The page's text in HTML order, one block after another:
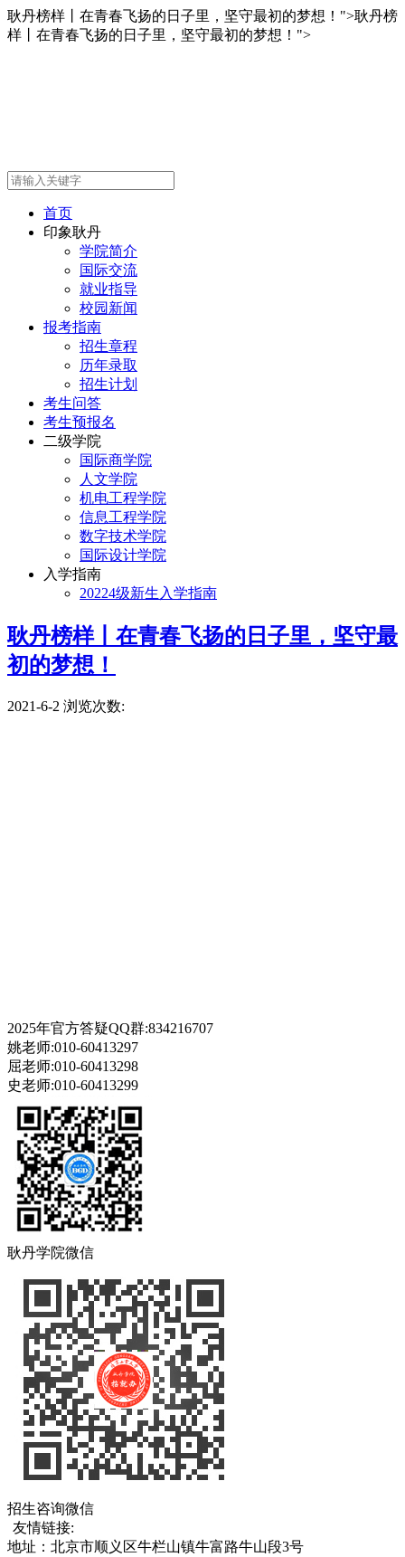
耿丹榜样丨在青春飞扬的日子里，坚守最初的梦想！">耿丹榜
样丨在青春飞扬的日子里，坚守最初的梦想！">
首页
印象耿丹
学院简介
国际交流
就业指导
校园新闻
报考指南
招生章程
历年录取
招生计划
考生问答
考生预报名
二级学院
国际商学院
人文学院
机电工程学院
信息工程学院
数字技术学院
国际设计学院
入学指南
20224级新生入学指南
耿丹榜样丨在青春飞扬的日子里，坚守最
初的梦想！
2021-6-2 浏览次数:
2025年官方答疑QQ群:834216707
姚老师:010-60413297
屈老师:010-60413298
史老师:010-60413299
耿丹学院微信
招生咨询微信
友情链接:
地址：北京市顺义区牛栏山镇牛富路牛山段3号